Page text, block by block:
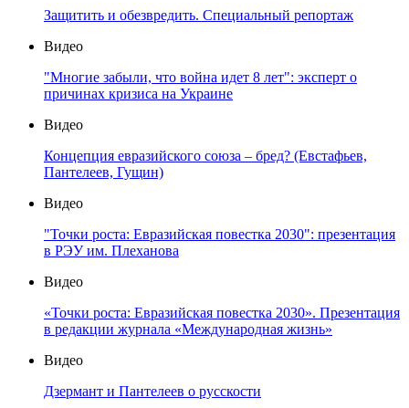
Защитить и обезвредить. Специальный репортаж
Видео
"Многие забыли, что война идет 8 лет": эксперт о
причинах кризиса на Украине
Видео
Концепция евразийского союза – бред? (Евстафьев,
Пантелеев, Гущин)
Видео
"Точки роста: Евразийская повестка 2030": презентация
в РЭУ им. Плеханова
Видео
«Точки роста: Евразийская повестка 2030». Презентация
в редакции журнала «Международная жизнь»
Видео
Дзермант и Пантелеев о русскости